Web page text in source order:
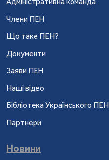
Адміністративна команда
Члени ПЕН
Що таке ПЕН?
Документи
Заяви ПЕН
Наші відео
Бібліотека Українського ПЕН
Партнери
Новини